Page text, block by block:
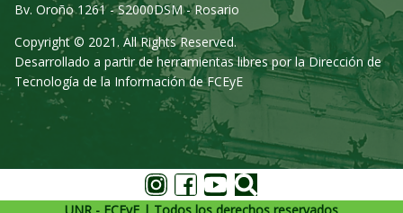
Bv. Oroño 1261 - S2000DSM - Rosario
Copyright © 2021. All Rights Reserved.
Desarrollado a partir de herramientas libres por la Dirección de
Tecnología de la Información de FCEyE